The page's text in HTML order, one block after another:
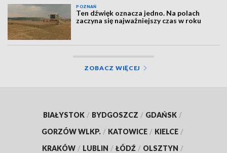
POZNAŃ
Ten dźwięk oznacza jedno. Na polach
zaczyna się najważniejszy czas w roku
ZOBACZ WIĘCEJ
BIAŁYSTOK / BYDGOSZCZ / GDAŃSK /
GORZÓW WLKP. / KATOWICE / KIELCE /
KRAKÓW / LUBLIN / ŁÓDŹ / OLSZTYN /